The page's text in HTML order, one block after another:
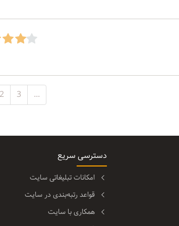
2 3 ...
دسترسی سریع
امکانات تبلیغاتی سایت
قواعد رتبه‌بندی در سایت
همکاری با سایت